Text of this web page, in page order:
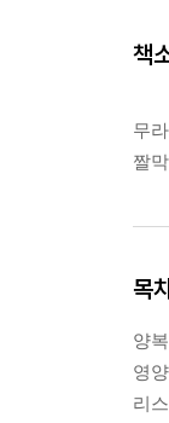
책
무
짤
목
양
영
리